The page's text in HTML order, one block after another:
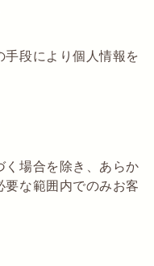
段により個人情報を
く場合を除き、あらか
要な範囲内でのみお客